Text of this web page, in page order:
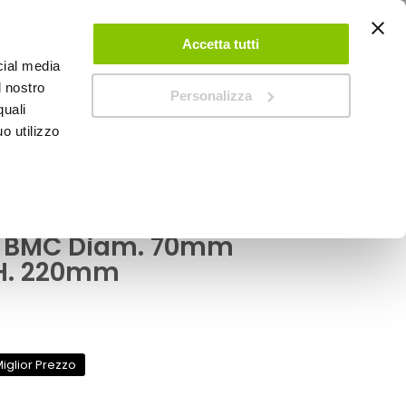
media
nostro
utilizzo
Accetta tutti
Personalizza
ACCEDI CREA UN ACCOUNT CONTATTACI
Diam. 70mm
220mm
Prezzo